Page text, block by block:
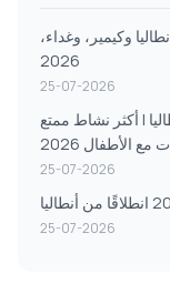
وكيمير، وغداء،
2026
25-07-2026
| أكثر نشاط ممتع
مع الأطفال 2026
25-07-2026
25-07-2026